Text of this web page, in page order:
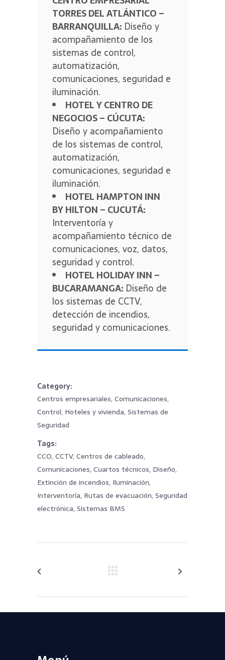
Category
Centros empresariales, Comunicaciones,
Control, Hoteles y vivienda, Sistemas de
Seguridad
Tags
CCO, CCTV, Centros de cableado,
Comunicaciones, Cuartos técnicos, Diseño,
Extinción de incendios, Iluminación,
Interventoría, Rutas de evacuación, Seguridad
electrónica, Sistemas BMS
TORRES DEL ATLÁNTICO –
BARRANQUILLA: Diseño y
acompañamiento de los
sistemas de control,
automatización,
comunicaciones, seguridad e
iluminación.
HOTEL Y CENTRO DE
NEGOCIOS – CÚCUTA:
Diseño y acompañamiento
de los sistemas de control,
automatización,
comunicaciones, seguridad e
iluminación.
HOTEL HAMPTON INN
BY HILTON – CUCUTÁ:
Interventoría y
acompañamiento técnico de
comunicaciones, voz, datos,
seguridad y control.
HOTEL HOLIDAY INN –
BUCARAMANGA: Diseño de
los sistemas de CCTV,
detección de incendios,
seguridad y comunicaciones.